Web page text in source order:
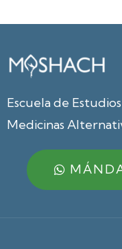
Escuela de
Medicinas